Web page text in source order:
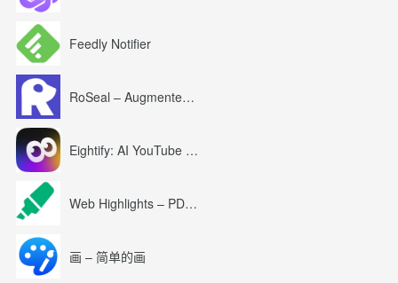
Feedly Notifier
RoSeal – Augmented Roblox Experience
Eightify: AI YouTube Summary with ChatGPT
Web Highlights – PDF & Web Highlighter
画 – 简单的画